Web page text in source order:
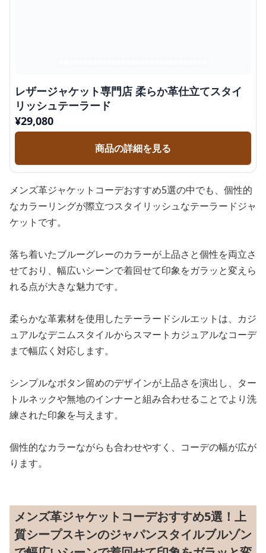
レザージャケット専門店 柔らか革仕立てスタイ
リッシュテーラード
¥29,080
商品の詳細を見る
メンズ革ジャケットコーデおすすめ5選の中でも、個性的
なカラーリングが際立つスタイリッシュなテーラードジャ
ケットです。
落ち着いたブルーグレーのカラーが上品さと個性を両立さ
せており、幅広いシーンで着回せて印象をガラッと変えら
れる点が大きな魅力です。
柔らかな革素材を使用したテーラードシルエットは、カジ
ュアルなデニムスタイルからスマートカジュアルなコーデ
まで幅広く対応します。
シンプルなボタン留めのデザインが上品さを演出し、ター
トルネックや無地のインナーと組み合わせることでより洗
練された印象を与えます。
個性的なカラーながらも合わせやすく、コーデの幅が広が
ります。
メンズ革ジャケットコーデおすすめ5選！上
質シープスキンのジャパンスタイルブルゾン